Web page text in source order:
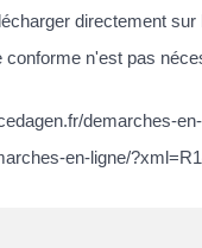
directement sur
n'est pas
demarches-
en-ligne/